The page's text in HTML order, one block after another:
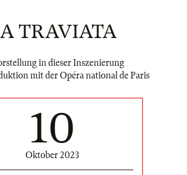
TRAVIATA
in dieser Inszenierung
mit der Opéra national de Paris
10
Oktober 2023